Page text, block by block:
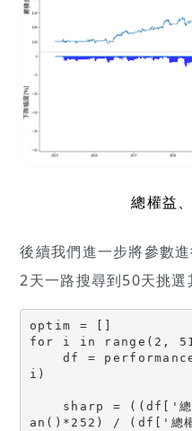
總權益
後續我們進一步將參數
2天一路搜尋到50天挑選
optim = []
for i in range(2,
    df = performance(bias_cal(price, i),
i)
an()*252) / (df['總